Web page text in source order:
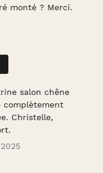
monté ? Merci.
salon chêne
complètement
Christelle,